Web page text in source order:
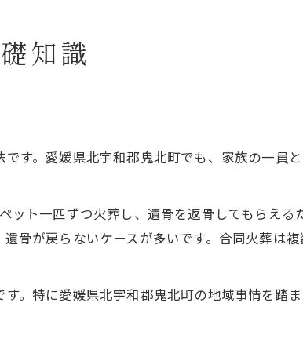
較
知るポイント
ト・デメリット
か
く際の注意点
れる理由とは
なペット火葬後
知識
す。愛媛県北宇和郡鬼北町でも、家族の一員
ト一匹ずつ火葬し、遺骨を返骨してもらえる
骨が戻らないケースが多いです。合同火葬は
。特に愛媛県北宇和郡鬼北町の地域事情を踏